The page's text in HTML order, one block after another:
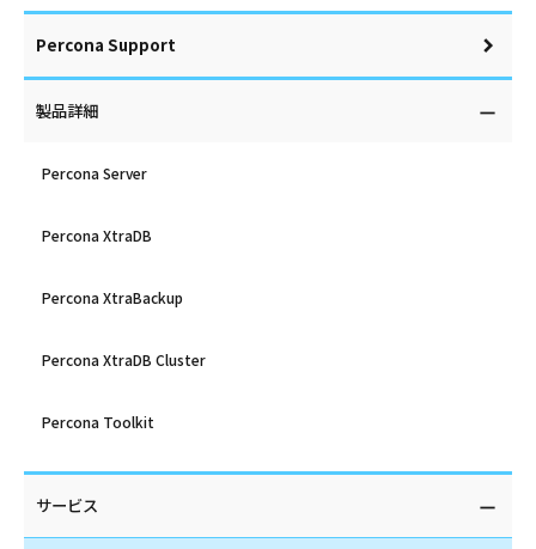
Percona Support
製品詳細
Percona Server
Percona XtraDB
Percona XtraBackup
Percona XtraDB Cluster
Percona Toolkit
サービス